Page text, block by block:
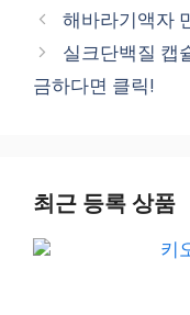
해바라기액자
실크단백질 캡
금하다면 클릭!
최근 등록 상품
키